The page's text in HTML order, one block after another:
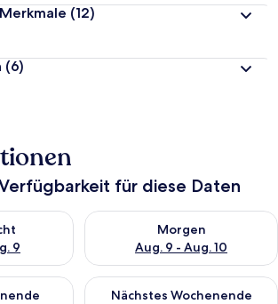
(12)
(6)
für diese Daten
9
für heute Nacht, Aug. 8 - Aug. 9.
Morgen
Aug. 9 - Aug. 10
Überprüfe die Verfügbarkeit
für dieses Wochenende, Aug. 14
Nächstes Wochenende
Überprüfe die Verfügbarkeit